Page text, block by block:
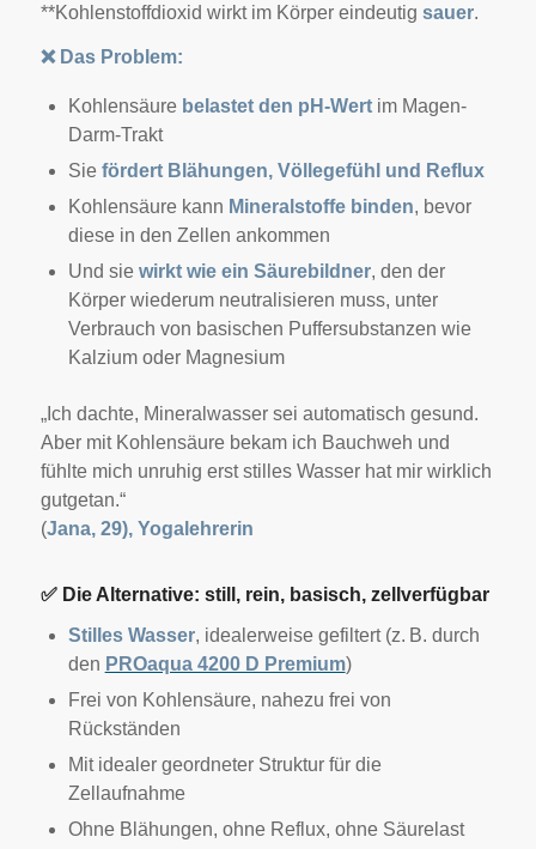
**Kohlenstoffdioxid wirkt im Körper eindeutig sauer.
❌Das Problem:
Kohlensäure belastet den pH-Wertim Magen-
Darm-Trakt
Sie fördert Blähungen, Völlegefühl und Reflux
Kohlensäure kann Mineralstoffe binden, bevor
diese in den Zellen ankommen
Und sie wirkt wie ein Säurebildner, den der
Körper wiederum neutralisieren muss, unter
Verbrauch von basischen Puffersubstanzen wie
Kalzium oder Magnesium
„Ich dachte, Mineralwasser sei automatisch gesund.
Aber mit Kohlensäure bekam ich Bauchweh und
fühlte mich unruhig erst stilles Wasser hat mir wirklich
gutgetan.“
(Jana, 29), Yogalehrerin
✅Die Alternative: still, rein, basisch, zellverfügbar
Stilles Wasser, idealerweise gefiltert (z. B. durch
den PROaqua 4200 D Premium)
Frei von Kohlensäure, nahezu frei von
Rückständen
Mit idealer geordneter Struktur für die
Zellaufnahme
Ohne Blähungen, ohne Reflux, ohne Säurelast